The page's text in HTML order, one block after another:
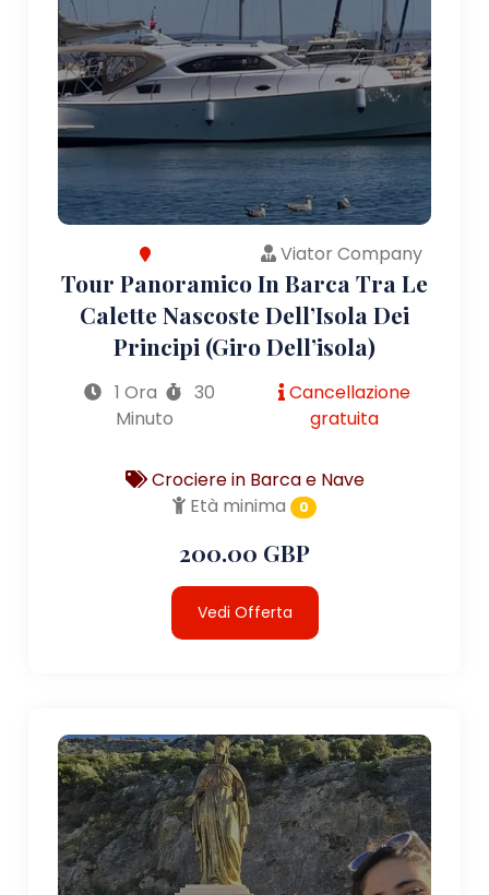
Viator Company
Tour Panoramico In Barca Tra Le
Calette Nascoste Dell’Isola Dei
Principi (giro Dell’isola)
1 Ora
30
Minuto
Cancellazione
gratuita
Crociere in Barca e Nave
Età minima
0
200.00 GBP
Vedi Offerta